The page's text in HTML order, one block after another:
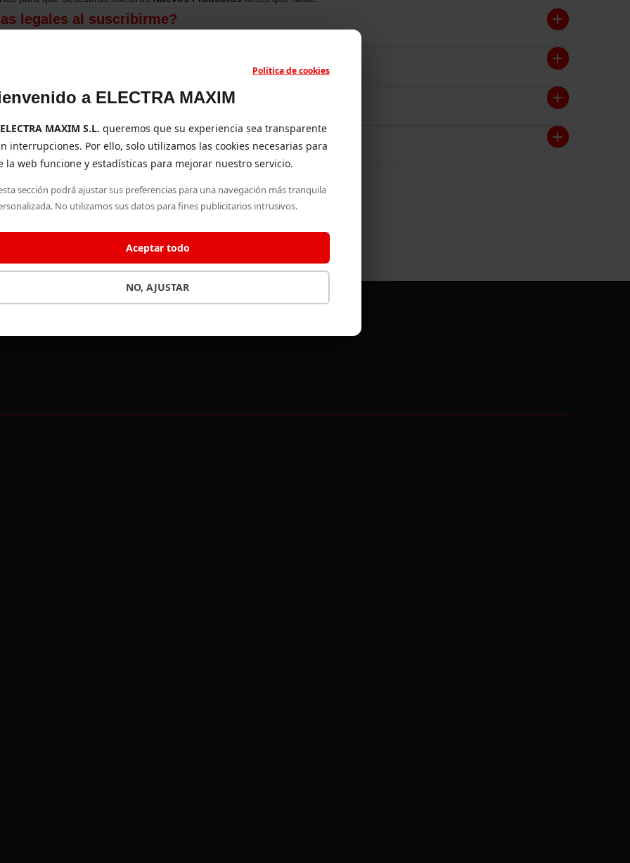
legales al suscribirme?
me enviarán correos?
de baja más adelante?
de confirmación, ¿qué hago?
Política de cookies
a ELECTRA MAXIM
ELECTRA MAXIM S.L. queremos que su experiencia sea transparente
interrupciones. Por ello, solo utilizamos las cookies necesarias para
la web funcione y estadísticas para mejorar nuestro servicio.
sección podrá ajustar sus preferencias para una navegación más tranquila
No utilizamos sus datos para fines publicitarios intrusivos.
Aceptar todo
NO, AJUSTAR